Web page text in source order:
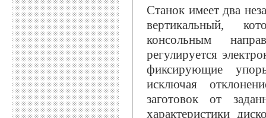
Станок имеет два
вертикальный,
консольным
регулируется
фиксирующие
исключая
заготовок от
характеристики